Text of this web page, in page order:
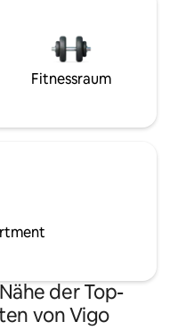
Fitnessraum
der Top-
von Vigo